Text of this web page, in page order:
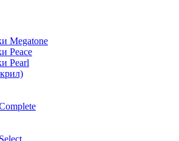
Megatone
Peace
Pearl